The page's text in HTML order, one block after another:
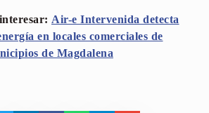
Air-e Intervenida detecta
en locales comerciales de
de Magdalena